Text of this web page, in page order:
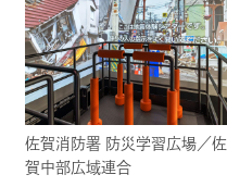
佐賀消防署 防災学習広場／佐
賀中部広域連合